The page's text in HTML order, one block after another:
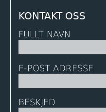
KONTAKT OSS
FULLT NAVN
E-POST ADRESSE
BESKJED